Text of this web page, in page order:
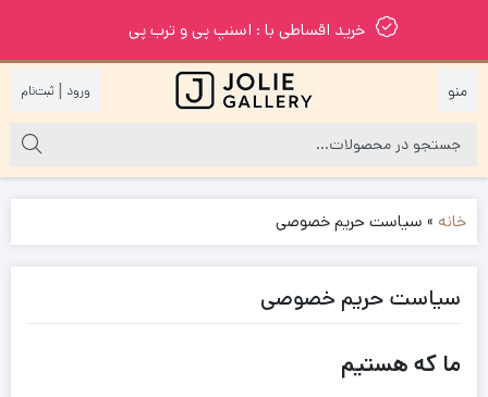
خرید اقساطی با : اسنپ پی و ترب پی
|
خانه » سیاست حریم خصوصی
سیاست حریم خصوصی
ما که هستیم